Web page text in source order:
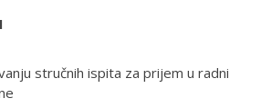
stručnih ispita za prijem u radni